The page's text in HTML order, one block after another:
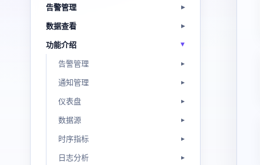
告警管理
数据查看
功能介绍
告警管理
通知管理
仪表盘
数据源
时序指标
日志分析